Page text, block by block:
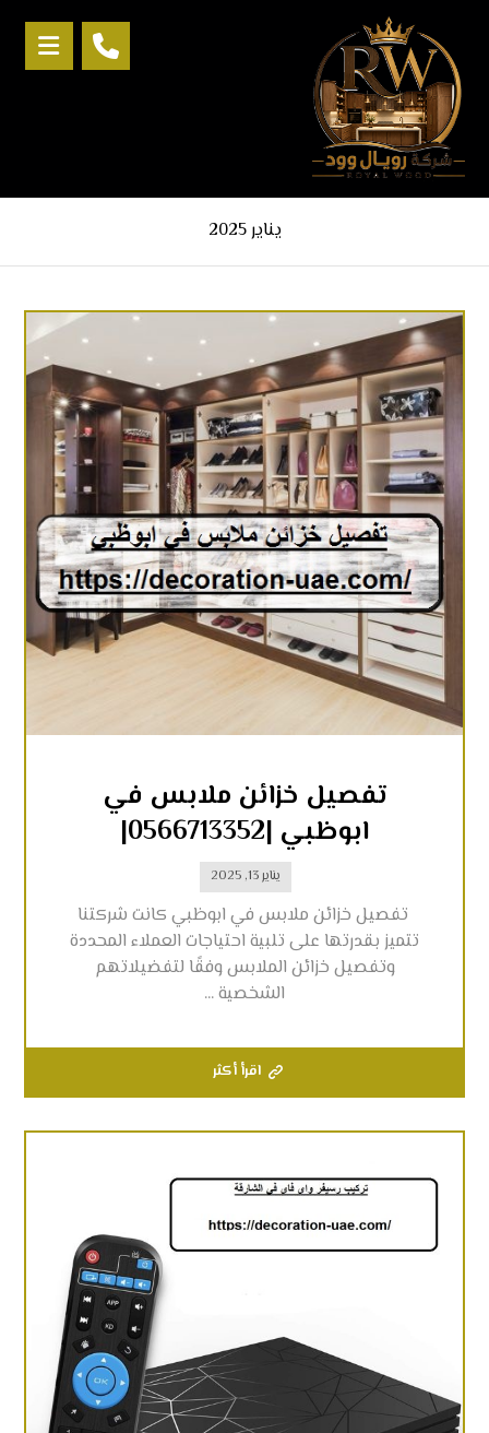
يناير 2025
تفصيل خزائن ملابس في
ابوظبي |0566713352|
يناير 13, 2025
تفصيل خزائن ملابس في ابوظبي كانت شركتنا
تتميز بقدرتها على تلبية احتياجات العملاء المحددة
وتفصيل خزائن الملابس وفقًا لتفضيلاتهم
الشخصية ...
اقرأ أكثر